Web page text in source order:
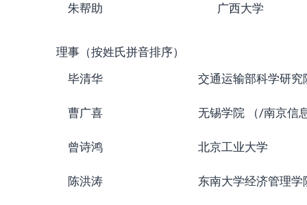
朱帮助 广西大学
理事（按姓氏拼音排序）
毕清华
交通运输部科学研究
曹广喜 无锡学院 （/南京信
曾诗鸿 北京工业大学
陈洪涛 东南大学经济管理学